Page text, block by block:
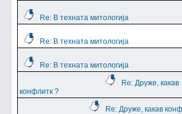
Re: В техната митологија
Re: В техната митологија
Re: В техната митологија
Re: Друже, какав
конфлитк ?
Re: Друже, какав